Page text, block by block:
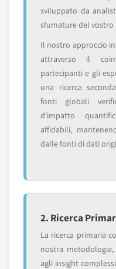
sviluppato da
sfumature del vostro
Il nostro approccio
attraverso il
partecipanti e gli
una ricerca
fonti globali
d'impatto
affidabili,
dalle fonti di dati
2. Ricerca
La ricerca primaria
nostra
agli insight